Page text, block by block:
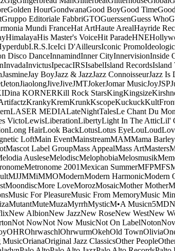
Golden HourGondwanaGood BoyGood Time
Gruppo Editoriale FabbriGTOGuerssenGuess Who
Mundi FranceHat ArtHaute ArealHayride
HimalayaHis Master's VoiceHit ParadeHNE
I.R.S.IceIci D'AilleursIconic Promo
Disco DanceInnamindInner CityInnervisionInside
InvadaInvictusIpecacIRSIsabelIsland RecordsIsland
JasmineJay BoyJazz & JazzJazz ConnoisseurJazz Is
JetonJiaolongJiveJiveJMTJokerJomar MusicJoyJSP
KORNERKill Rock StarsKingKingsize
KrankyKremKrunkKscopeKuckuck
LASER MEDIALateNightTalesLe Chant Du
VictoLewisLiberationLibertyLight In The AtticLil'
Long HairLook BackLotusLotus EyeLouLoud
LoftMain EventMainstreamMAMMama Barley
Mascot Label GroupMass AppealMass ArtMasters
AusleseMelodiscMelophobiaMelosmusik
Metronome 2001Mexican SummerMFPMFS
MJJMMiMMOModernModern HarmonicModern
MoondiscMore LoveMorozMosaicMother Mother
Music For PleasureMusic From MemoryMusic
MutantMuteMuzaMyrrhMysticM•A Musicn5MD
New AlbionNew JazzNew RoseNew WestNew
Not NowNot Now MusicNot On LabelNoton
OHROhrwaschlOhrwurmOkehOld TownOlivia
MusicOrianaOriginal Jazz ClassicsOther People